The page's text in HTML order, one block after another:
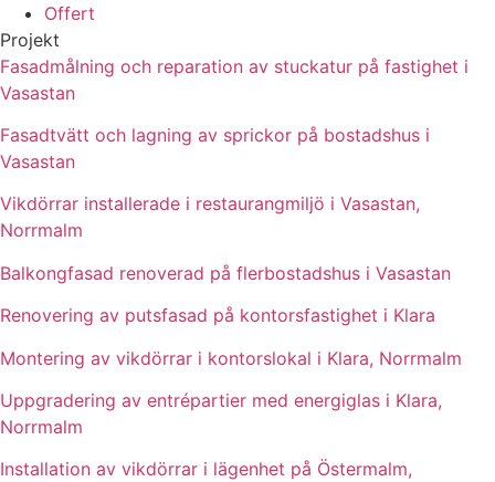
Offert
Projekt
Fasadmålning och reparation av stuckatur på fastighet i
Vasastan
Fasadtvätt och lagning av sprickor på bostadshus i
Vasastan
Vikdörrar installerade i restaurangmiljö i Vasastan,
Norrmalm
Balkongfasad renoverad på flerbostadshus i Vasastan
Renovering av putsfasad på kontorsfastighet i Klara
Montering av vikdörrar i kontorslokal i Klara, Norrmalm
Uppgradering av entrépartier med energiglas i Klara,
Norrmalm
Installation av vikdörrar i lägenhet på Östermalm,